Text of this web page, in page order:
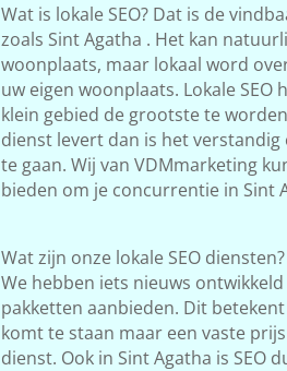
Wat is lokale SEO? Dat is de
zoals Sint Agatha . Het kan
woonplaats, maar lokaal word
uw eigen woonplaats. Lokale
klein gebied de grootste te
dienst levert dan is het verstandig
te gaan. Wij van VDMmarketing
bieden om je concurrentie in Sint
Wat zijn onze lokale SEO
We hebben iets nieuws
pakketten aanbieden. Dit
komt te staan maar een vaste
dienst. Ook in Sint Agatha is SEO